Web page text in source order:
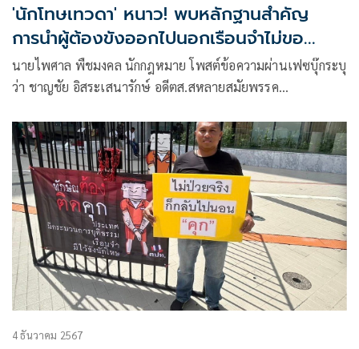
'นักโทษเทวดา' หนาว! พบหลักฐานสำคัญ
การนำผู้ต้องขังออกไปนอกเรือนจำไม่ขอ
อนุญาตศาล โทษจำคุก20ปี
นายไพศาล พืชมงคล นักกฎหมาย โพสต์ข้อความผ่านเฟซบุ๊กระบุ
ว่า ชาญชัย อิสระเสนารักษ์ อดีตส.สหลายสมัยพรรค
4 ธันวาคม 2567